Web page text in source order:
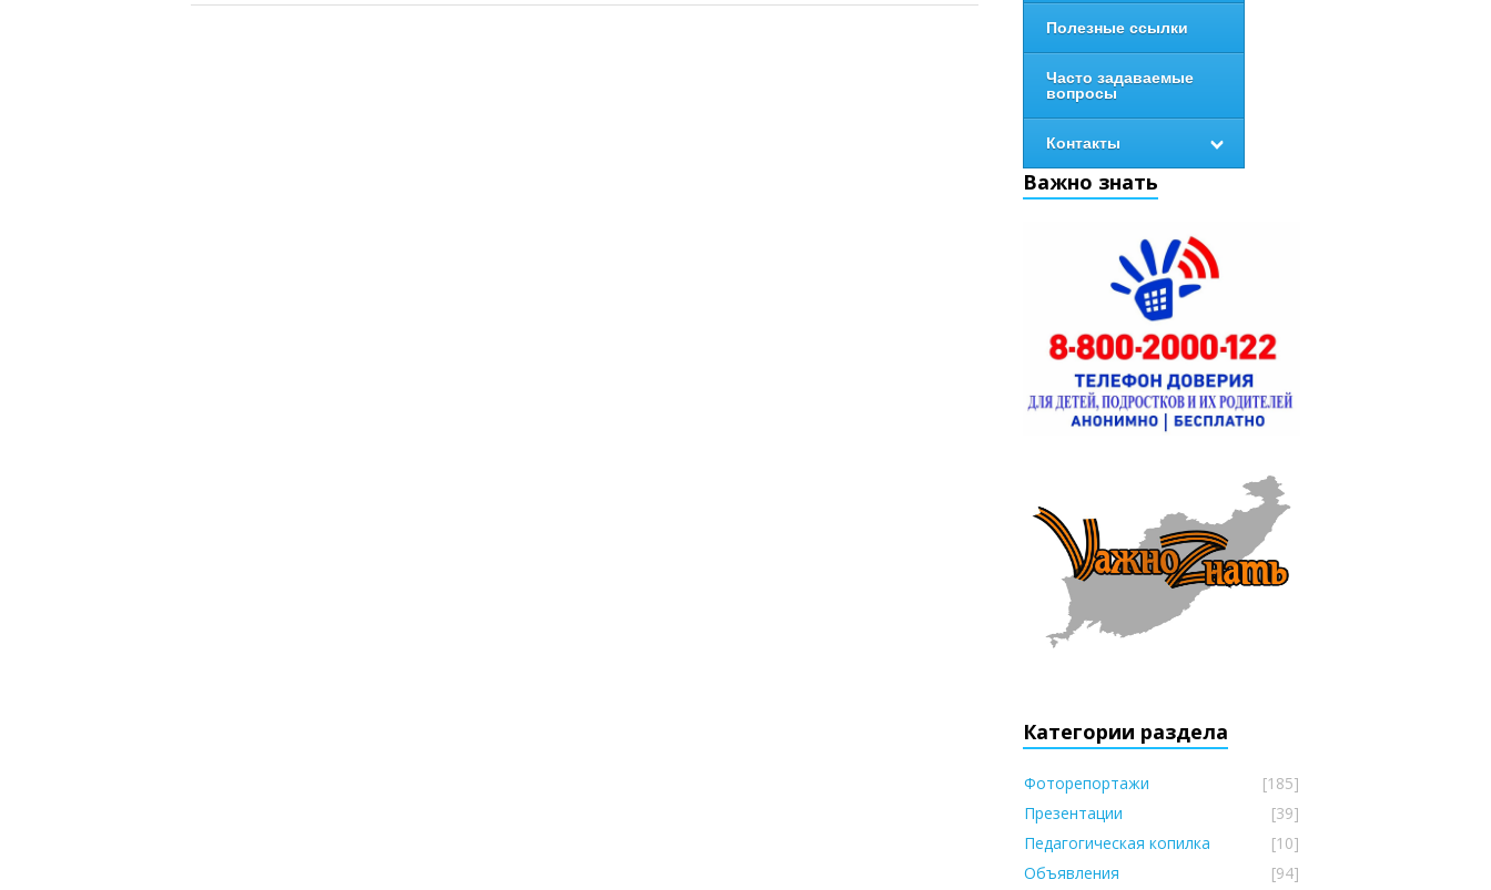
Полезные ссылки
Часто задаваемые
вопросы
Контакты
Важно знать
Категории раздела
Фоторепортажи
[185]
Презентации
[39]
Педагогическая копилка
[10]
Объявления
[94]